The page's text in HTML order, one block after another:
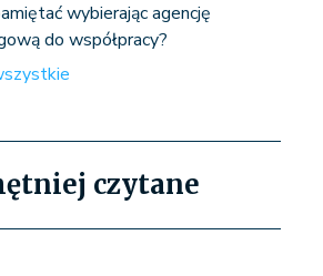
wybierając agencję
do współpracy?
czytane